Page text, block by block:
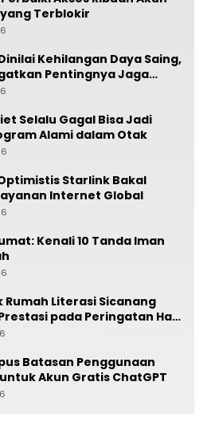
Terblokir
Kehilangan Daya Saing,
Pentingnya Jaga
Bank Indonesia
Selalu Gagal Bisa Jadi
Alami dalam Otak
Starlink Bakal
Internet Global
Kenali 10 Tanda Iman
Literasi Sicanang
pada Peringatan Hari
di Kecamatan Medan
Batasan Penggunaan
Akun Gratis ChatGPT